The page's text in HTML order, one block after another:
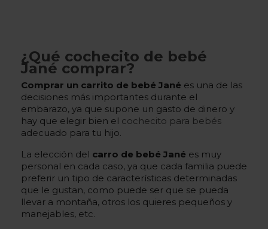
¿Qué cochecito de bebé
Jané comprar?
Comprar un carrito de bebé Jané es una de las
decisiones más importantes durante el
embarazo, ya que supone un gasto de dinero y
hay que elegir bien el cochecito para bebés
adecuado para tu hijo.
La elección del carro de bebé Jané es muy
personal en cada caso, ya que cada familia puede
preferir un tipo de características determinadas
que le gustan, como puede ser que se pueda
llevar a montaña, otros los quieres pequeños y
manejables, etc.